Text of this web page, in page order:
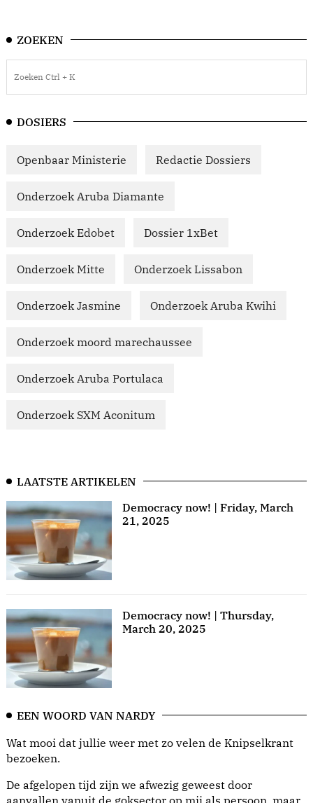
ZOEKEN
DOSIERS
Openbaar Ministerie Redactie Dossiers
Onderzoek Aruba Diamante
Onderzoek Edobet Dossier 1xBet
Onderzoek Mitte Onderzoek Lissabon
Onderzoek Jasmine Onderzoek Aruba Kwihi
Onderzoek moord marechaussee
Onderzoek Aruba Portulaca
Onderzoek SXM Aconitum
LAATSTE ARTIKELEN
Democracy now! | Friday, March
21, 2025
Democracy now! | Thursday,
March 20, 2025
EEN WOORD VAN NARDY
Wat mooi dat jullie weer met zo velen de Knipselkrant
bezoeken.
De afgelopen tijd zijn we afwezig geweest door
aanvallen vanuit de goksector op mij als persoon, maar